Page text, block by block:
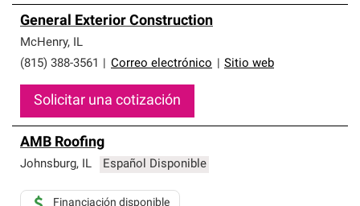
General Exterior Construction
McHenry, IL
(815) 388-3561
Correo electrónico Sitio web
Solicitar una cotización
AMB Roofing
Johnsburg, IL Español Disponible
Financiación disponible